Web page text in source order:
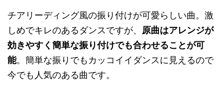
チアリーディング風の振り付けが可愛らしい曲。激
しめでキレのあるダンスですが、 原曲はアレンジが
効きやすく簡単な振り付けでも合わせることが可
能。簡単な振りでもカッコイイダンスに見えるので
今でも人気のある曲です。